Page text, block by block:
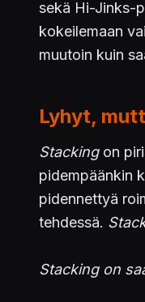
sekä Hi-Jinks-
kokeilemaan
muutoin kuin
Lyhyt,
Stackingon
pidempäänkin
pidennettyä
tehdessä.
Stacking on